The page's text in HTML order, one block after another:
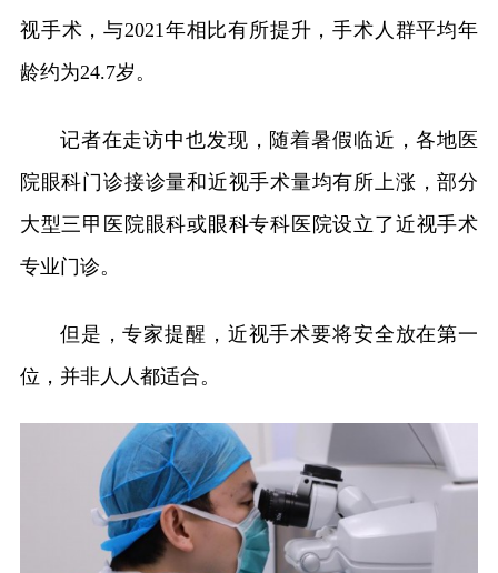
视手术，与2021年相比有所提升，手术人群平均年
龄约为24.7岁。
记者在走访中也发现，随着暑假临近，各地医
院眼科门诊接诊量和近视手术量均有所上涨，部分
大型三甲医院眼科或眼科专科医院设立了近视手术
专业门诊。
但是，专家提醒，近视手术要将安全放在第一
位，并非人人都适合。